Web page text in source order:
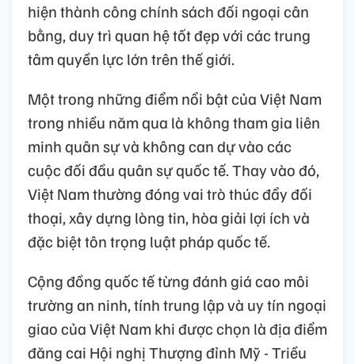
hiện thành công chính sách đối ngoại cân
bằng, duy trì quan hệ tốt đẹp với các trung
tâm quyền lực lớn trên thế giới.
Một trong những điểm nổi bật của Việt Nam
trong nhiều năm qua là không tham gia liên
minh quân sự và không can dự vào các
cuộc đối đầu quân sự quốc tế. Thay vào đó,
Việt Nam thường đóng vai trò thúc đẩy đối
thoại, xây dựng lòng tin, hòa giải lợi ích và
đặc biệt tôn trọng luật pháp quốc tế.
Cộng đồng quốc tế từng đánh giá cao môi
trường an ninh, tính trung lập và uy tín ngoại
giao của Việt Nam khi được chọn là địa điểm
đăng cai Hội nghị Thượng đỉnh Mỹ - Triều